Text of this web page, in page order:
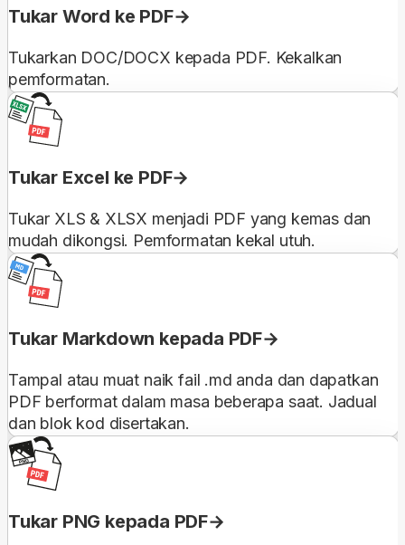
Tukar Word ke PDF
Tukarkan DOC/DOCX kepada PDF. Kekalkan
pemformatan.
Tukar Excel ke PDF
Tukar XLS & XLSX menjadi PDF yang kemas dan
mudah dikongsi. Pemformatan kekal utuh.
Tukar Markdown kepada PDF
Tampal atau muat naik fail .md anda dan dapatkan
PDF berformat dalam masa beberapa saat. Jadual
dan blok kod disertakan.
Tukar PNG kepada PDF